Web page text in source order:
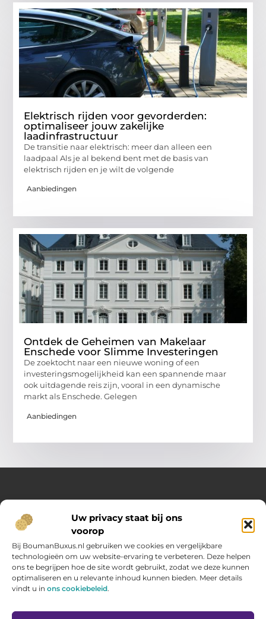
Uw privacy staat bij ons
voorop
Bij BoumanBuxus.nl gebruiken we cookies en vergelijkbare
technologieën om uw website-ervaring te verbeteren. Deze helpen
ons te begrijpen hoe de site wordt gebruikt, zodat we deze kunnen
optimaliseren en u relevante inhoud kunnen bieden. Meer details
vindt u in ons cookiebeleid.
Elektrisch rijden voor gevorderden:
optimaliseer jouw zakelijke
laadinfrastructuur
De transitie naar elektrisch: meer dan alleen een
laadpaal Als je al bekend bent met de basis van
elektrisch rijden en je wilt de volgende
Aanbiedingen
Ontdek de Geheimen van Makelaar
Enschede voor Slimme Investeringen
De zoektocht naar een nieuwe woning of een
investeringsmogelijkheid kan een spannende maar
ook uitdagende reis zijn, vooral in een dynamische
markt als Enschede. Gelegen
Aanbiedingen
Over Opelweb
Jouw startpunt voor handige tips en inspirerende artikelen
Op Opelweb.nl vind je een gevarieerd aanbod aan blogs en
content die je helpen meer uit je dag te halen – van nuttige
adviezen tot verrassende inzichten voor in het dagelijks leven.
Main Links
Bericht categorie